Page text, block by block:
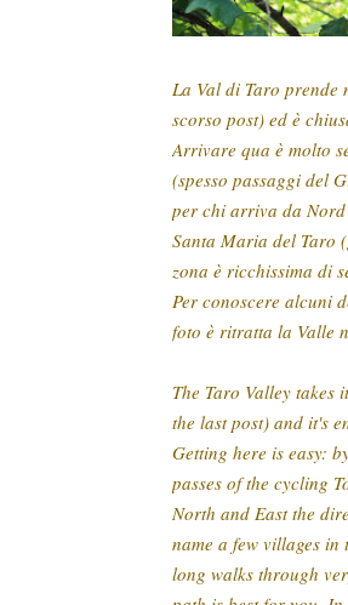
La Val di Taro prende
scorso post) ed è
Arrivare qua è molto
(spesso passaggi del
per chi arriva da
Santa Maria del Taro
zona è ricchissima di
Per conoscere alcuni
foto è ritratta la Valle
The Taro Valley
the last post) and it's
Getting here is easy:
passes of the cycling
North and East the
name a few villages
long walks through